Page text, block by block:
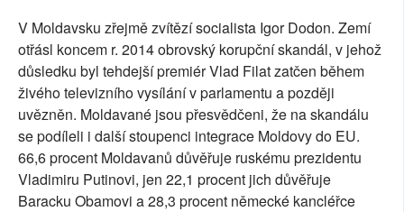
V Moldavsku zřejmě zvítězí socialista Igor Dodon. Zemí
otřásl koncem r. 2014 obrovský korupční skandál, v jehož
důsledku byl tehdejší premiér Vlad Filat zatčen během
živého televizního vysílání v parlamentu a později
uvězněn. Moldavané jsou přesvědčeni, že na skandálu
se podíleli i další stoupenci integrace Moldovy do EU.
66,6 procent Moldavanů důvěřuje ruskému prezidentu
Vladimiru Putinovi, jen 22,1 procent jich důvěřuje
Baracku Obamovi a 28,3 procent německé kancléřce